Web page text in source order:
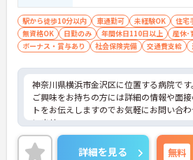
駅から徒歩10分以内 車通勤可 未経験OK 住宅
無資格OK
日勤のみ 年間休日110日以上
産休･
ボーナス・賞与あり
社会保険完備 交通費支給
神奈川県横浜市金沢区に位置する病院です。
ご興味をお持ちの方には詳細の情報や面
トをお伝えしますのでお気軽にお問い合
いませ。
詳細を見る 無料